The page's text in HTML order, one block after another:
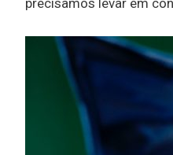
precisamos levar em